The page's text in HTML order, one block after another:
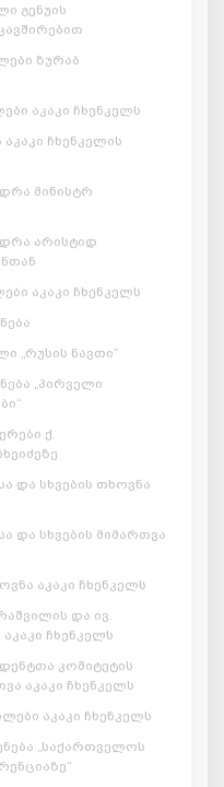
გენუის
ზურაბ
აკაკი ჩხენკელს
ჩხენკელის
მინისტრ
არისტიდ
აკაკი ჩხენკელს
„რუსის ნავთი“
„პირველი
ქ.
და სხვების თხოვნა
და სხვების მიმართვა
აკაკი ჩხენკელს
და ივ.
ჩხენკელს
კომიტეტის
აკაკი ჩხენკელს
აკაკი ჩხენკელს
„საქართველოს